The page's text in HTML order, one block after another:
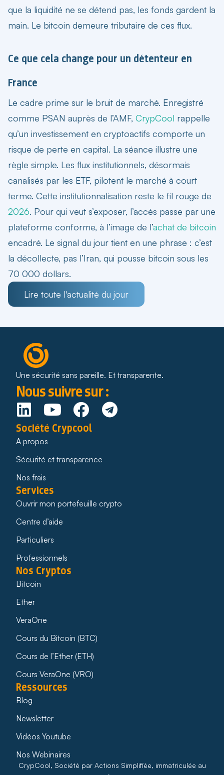
que la liquidité ne se détend pas, les fonds gardent la
main. Le bitcoin demeure tributaire de ces flux.
Ce que cela change pour un détenteur en
France
Le cadre prime sur le bruit de marché. Enregistré
comme PSAN auprès de l’AMF, CrypCool rappelle
qu’un investissement en cryptoactifs comporte un
risque de perte en capital. La séance illustre une
règle simple. Les flux institutionnels, désormais
canalisés par les ETF, pilotent le marché à court
terme. Cette institutionnalisation reste le fil rouge de
2026. Pour qui veut s’exposer, l’accès passe par une
plateforme conforme, à l’image de l’achat de bitcoin
encadré. Le signal du jour tient en une phrase : c’est
la décollecte, pas l’Iran, qui pousse bitcoin sous les
70 000 dollars.
Lire toute l'actualité du jour
Une sécurité sans pareille. Et transparente.
Nous suivre sur :
Société Crypcool
A propos
Sécurité et transparence
Nos frais
Services
Ouvrir mon portefeuille crypto
Centre d’aide
Particuliers
Professionnels
Nos Cryptos
Bitcoin
Ether
VeraOne
Cours du Bitcoin (BTC)
Cours de l’Ether (ETH)
Cours VeraOne (VRO)
Ressources
Blog
Newsletter
Vidéos Youtube
Nos Webinaires
CrypCool, Société par Actions Simplifiée, immatriculée au